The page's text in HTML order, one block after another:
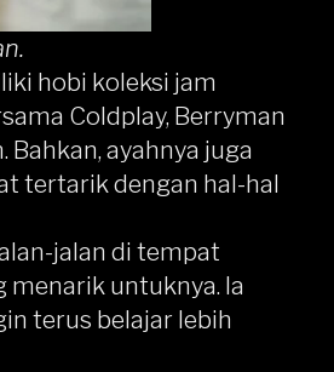
hobi koleksi jam
Coldplay, Berryman
ayahnya juga
tertarik dengan hal-hal
jalan di tempat
untuknya. Ia
terus belajar lebih